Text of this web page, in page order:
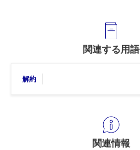
関連する用語
解約
関連情報